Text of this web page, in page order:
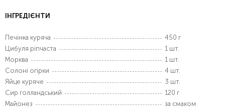
ІНГРЕДІЄНТИ
Печінка куряча
450 г
Цибуля ріпчаста
1 шт.
Морква
1 шт.
Солоні огірки
4 шт.
Яйце куряче
3 шт.
Сир голландський
120 г
Майонез
за смаком